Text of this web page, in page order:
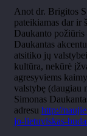
Anot dr. Brigitos
pateikiamas dar ir
Daukanto požiūris
Daukantas
atsitiko jų
kultūra, nekūrė
agresyviems
valstybę (daugiau
Simonas
adresu http://
jo-lietuviskas-